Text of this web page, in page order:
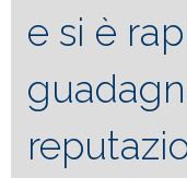
e si è